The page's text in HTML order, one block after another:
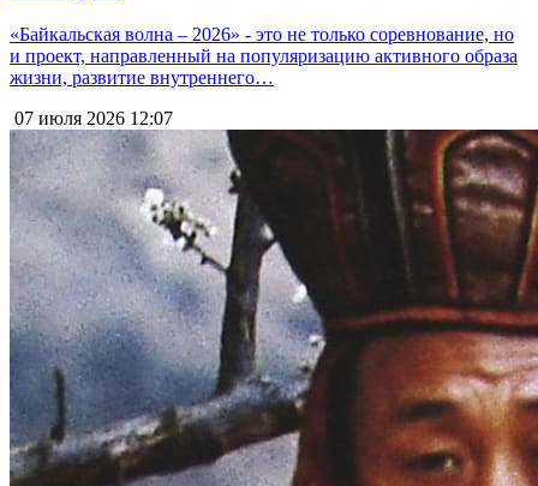
«Байкальская волна – 2026» - это не только соревнование, но
и проект, направленный на популяризацию активного образа
жизни, развитие внутреннего…
07 июля 2026 12:07